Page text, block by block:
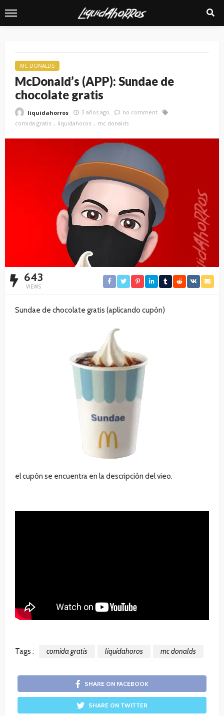
MC DONALDS
McDonald’s (APP): Sundae de
chocolate gratis
liquidahorros 3 años ago
no comment
comida gratis
liquidahoros mc donalds
643
VIEWS
Sundae de chocolate gratis (aplicando cupón)
el cupón se encuentra en la descripción del vieo.
Tags : comida gratis liquidahoros mc donalds
SHARE ON FACEBOOK
SHARE ON TWITTER